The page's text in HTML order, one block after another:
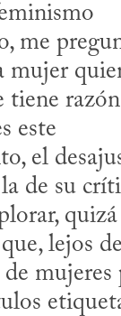
me
mujer
tiene
este
el
de su
lejos
mujeres